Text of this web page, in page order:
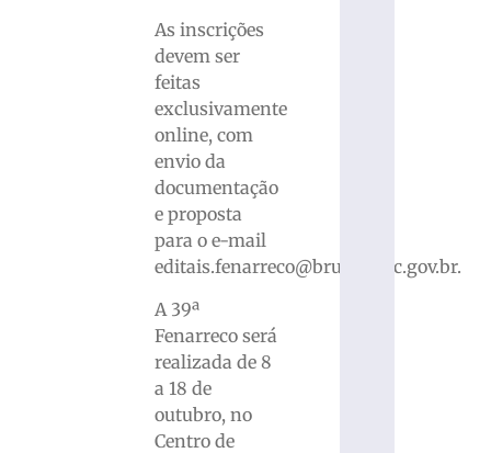
As inscrições
devem ser
feitas
exclusivamente
online, com
envio da
documentação
e proposta
para o e-mail
editais.fenarreco@brusque.sc.gov.br.
A 39ª
Fenarreco será
realizada de 8
a 18 de
outubro, no
Centro de